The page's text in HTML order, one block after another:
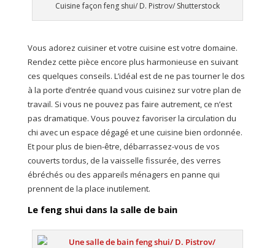
Cuisine façon feng shui/ D. Pistrov/ Shutterstock
Vous adorez cuisiner et votre cuisine est votre domaine.
Rendez cette pièce encore plus harmonieuse en suivant
ces quelques conseils. L’idéal est de ne pas tourner le dos
à la porte d’entrée quand vous cuisinez sur votre plan de
travail. Si vous ne pouvez pas faire autrement, ce n’est
pas dramatique. Vous pouvez favoriser la circulation du
chi avec un espace dégagé et une cuisine bien ordonnée.
Et pour plus de bien-être, débarrassez-vous de vos
couverts tordus, de la vaisselle fissurée, des verres
ébréchés ou des appareils ménagers en panne qui
prennent de la place inutilement.
Le feng shui dans la salle de bain